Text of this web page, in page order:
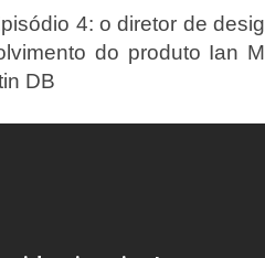
4: o diretor de
do produto Ian
DB